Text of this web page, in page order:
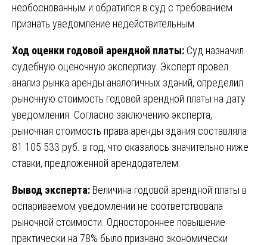
необоснованным и обратился в суд с требованием
признать уведомление недействительным.
Ход оценки годовой арендной платы: Суд назначил
судебную оценочную экспертизу. Эксперт провёл
анализ рынка аренды аналогичных зданий, определил
рыночную стоимость годовой арендной платы на дату
уведомления. Согласно заключению эксперта,
рыночная стоимость права аренды здания составляла
81 105 533 руб. в год, что оказалось значительно ниже
ставки, предложенной арендодателем.
Вывод эксперта: Величина годовой арендной платы в
оспариваемом уведомлении не соответствовала
рыночной стоимости. Одностороннее повышение
практически на 78% было признано экономически